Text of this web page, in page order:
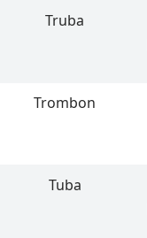
Truba
Trombon
Tuba